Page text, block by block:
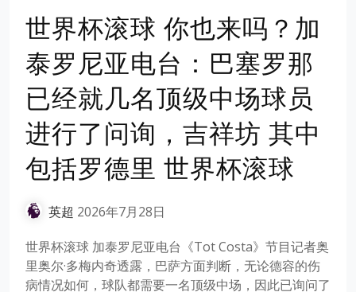
世界杯滚球 你也来吗？加
泰罗尼亚电台：巴塞罗那
已经就几名顶级中场球员
进行了问询，吉祥坊 其中
包括罗德里 世界杯滚球
英超 2026年7月28日
世界杯滚球 加泰罗尼亚电台《Tot Costa》节目记者奥
里奥尔·多梅内奇透露，巴萨方面判断，无论德容的伤
病情况如何，球队都需要一名顶级中场，因此已询问了